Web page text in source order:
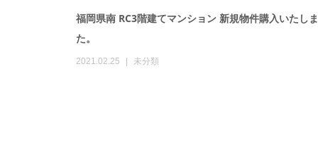
福岡県南 RC3階建てマンション 新規物件購入いたし
た。
2021.02.25 未分類